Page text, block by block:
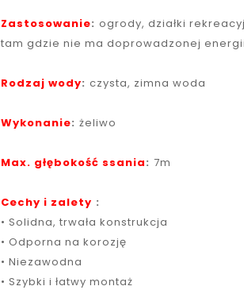
Zastosowanie: ogrody, działki
tam gdzie nie ma doprowadzonej
Rodzaj wody: czysta, zimna woda
Wykonanie: żeliwo
Max. głębokość ssania: 7m
Cechy i zalety :
• Solidna, trwała konstrukcja
• Odporna na korozję
• Niezawodna
• Szybki i łatwy montaż